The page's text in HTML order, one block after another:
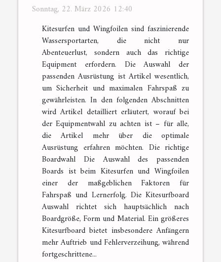
Sonntag, 22. März 2026 12:40
Kitesurfen und Wingfoilen sind faszinierende
Wassersportarten, die nicht nur
Abenteuerlust, sondern auch das richtige
Equipment erfordern. Die Auswahl der
passenden Ausrüstung ist Artikel wesentlich,
um Sicherheit und maximalen Fahrspaß zu
gewährleisten. In den folgenden Abschnitten
wird Artikel detailliert erläutert, worauf bei
der Equipmentwahl zu achten ist – für alle,
die Artikel mehr über die optimale
Ausrüstung erfahren möchten. Die richtige
Boardwahl Die Auswahl des passenden
Boards ist beim Kitesurfen und Wingfoilen
einer der maßgeblichen Faktoren für
Fahrspaß und Lernerfolg. Die Kitesurfboard
Auswahl richtet sich hauptsächlich nach
Boardgröße, Form und Material. Ein größeres
Kitesurfboard bietet insbesondere Anfängern
mehr Auftrieb und Fehlerverzeihung, während
fortgeschrittene...